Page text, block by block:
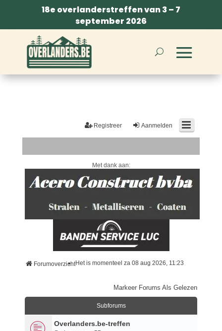
18e overlanderstreffen van 3 – 7
september 2026